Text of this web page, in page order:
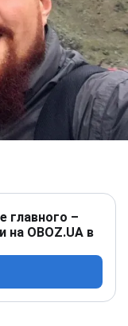
главного –
на OBOZ.UA в